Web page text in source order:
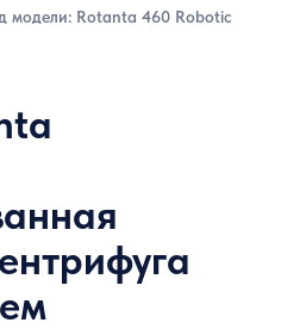
модели: Rotanta 460 Robotic